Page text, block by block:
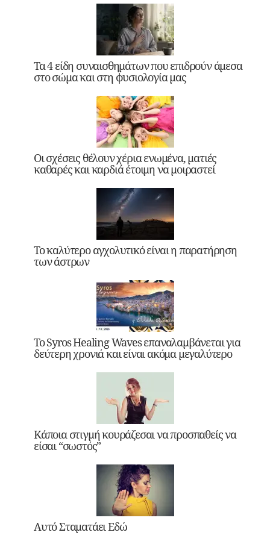
Τα 4 είδη συναισθημάτων που επιδρούν άμεσα
στο σώμα και στη φυσιολογία μας
Οι σχέσεις θέλουν χέρια ενωμένα, ματιές
καθαρές και καρδιά έτοιμη να μοιραστεί
Το καλύτερο αγχολυτικό είναι η παρατήρηση
των άστρων
Το Syros Healing Waves επαναλαμβάνεται για
δεύτερη χρονιά και είναι ακόμα μεγαλύτερο
Κάποια στιγμή κουράζεσαι να προσπαθείς να
είσαι “σωστός”
Αυτό Σταματάει Εδώ